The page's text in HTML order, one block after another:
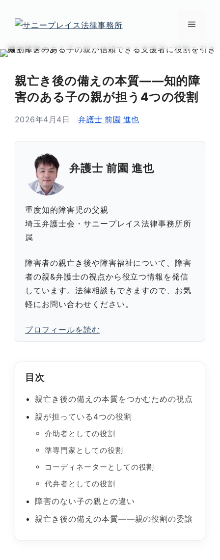
ン
メ
ニ
ュ
親亡き後の備えの本質——知的障
害のある子の親が担う4つの役割
2026年4月4日 弁護士 前園 進也
弁護士 前園 進也
重度知的障害児の父親
埼玉弁護士会・サニープレイス法律事務所所
属
障害者の親亡き後や障害福祉について、障害
者の親&弁護士の視点から役立つ情報を発信
しています。法律相談もできますので、お気
軽にお問い合わせください。
プロフィールを読む
目次
親亡き後の備えの本質をつかむための視点
親が担っている4つの役割
介助者としての役割
準専門家としての役割
コーディネーターとしての役割
代弁者としての役割
障害のない子の親との違い
親亡き後の備えの本質——親の役割の委譲